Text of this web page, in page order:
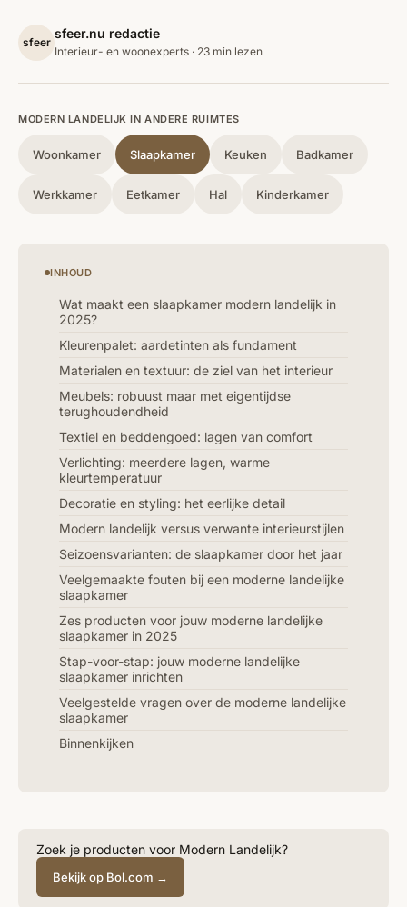
sfeer
sfeer.nu redactie
Interieur- en woonexperts · 23 min lezen
MODERN LANDELIJK IN ANDERE RUIMTES
Woonkamer Slaapkamer Keuken Badkamer
Werkkamer Eetkamer Hal Kinderkamer
INHOUD
Wat maakt een slaapkamer modern landelijk in
2025?
Kleurenpalet: aardetinten als fundament
Materialen en textuur: de ziel van het interieur
Meubels: robuust maar met eigentijdse
terughoudendheid
Textiel en beddengoed: lagen van comfort
Verlichting: meerdere lagen, warme
kleurtemperatuur
Decoratie en styling: het eerlijke detail
Modern landelijk versus verwante interieurstijlen
Seizoensvarianten: de slaapkamer door het jaar
Veelgemaakte fouten bij een moderne landelijke
slaapkamer
Zes producten voor jouw moderne landelijke
slaapkamer in 2025
Stap-voor-stap: jouw moderne landelijke
slaapkamer inrichten
Veelgestelde vragen over de moderne landelijke
slaapkamer
Binnenkijken
Zoek je producten voor Modern Landelijk?
Bekijk op Bol.com →